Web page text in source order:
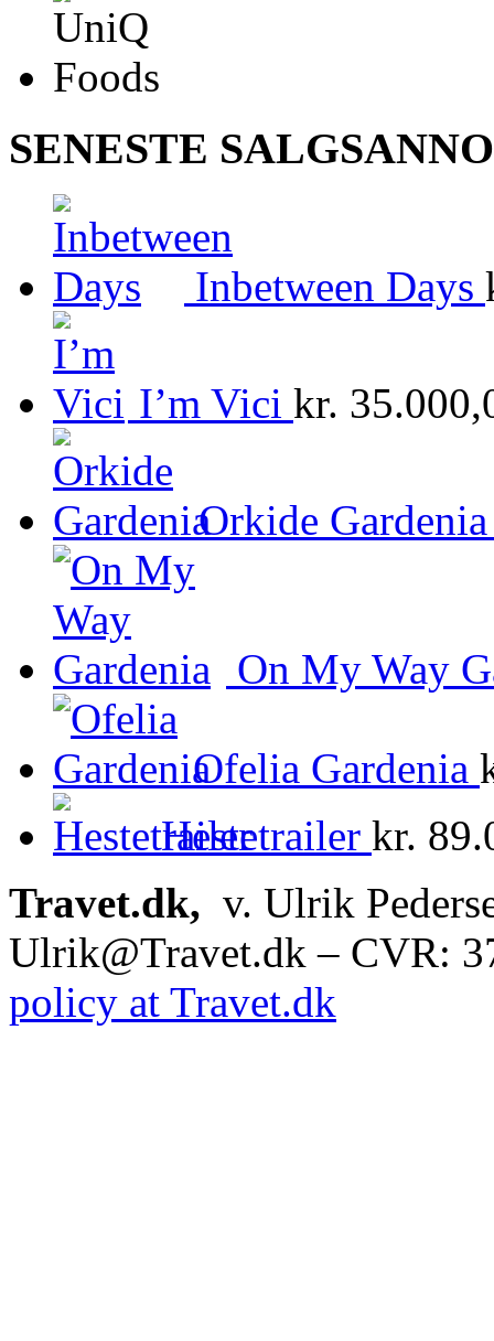
SENESTE
Inbetween Days
I’m Vici kr.
Orkide Gardenia
On My Way
Ofelia Gardenia
Hestetrailer kr.
Travet.dk, v. Ulrik
Ulrik@Travet.dk – CVR:
policy at Travet.dk